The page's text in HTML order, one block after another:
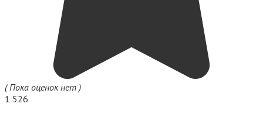
( Пока оценок нет )
1 526